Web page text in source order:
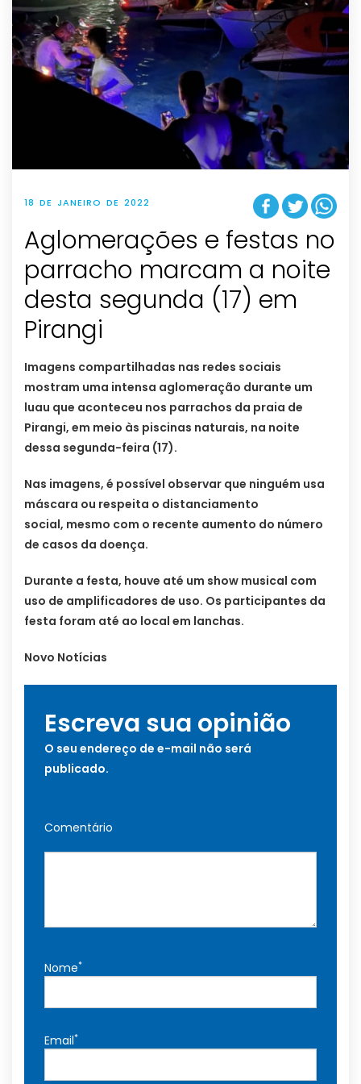
18 DE JANEIRO DE 2022
Aglomerações e festas no
parracho marcam a noite
desta segunda (17) em
Pirangi
Imagens compartilhadas nas redes sociais
mostram uma intensa aglomeração durante um
luau que aconteceu nos parrachos da praia de
Pirangi, em meio às piscinas naturais, na noite
dessa segunda-feira (17).
Nas imagens, é possível observar que ninguém usa
máscara ou respeita o distanciamento
social, mesmo com o recente aumento do número
de casos da doença.
Durante a festa, houve até um show musical com
uso de amplificadores de uso. Os participantes da
festa foram até ao local em lanchas.
Novo Notícias
Escreva sua opinião
O seu endereço de e-mail não será
publicado.
Comentário
Nome*
Email*